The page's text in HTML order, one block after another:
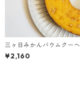
三ヶ日みかんバウムクーヘ
ン
¥2,160